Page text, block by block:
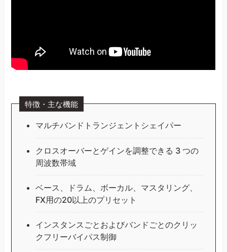
特徴・主な機能
マルチバンドトランジェントシェイパー
クロスオーバーとゲインを調整できる 3 つの
周波数帯域
ベース、ドラム、ボーカル、マスタリング、
FX用の20以上のプリセット
インスタンスごとおよびバンドごとのクリッ
クフリーバイパス制御